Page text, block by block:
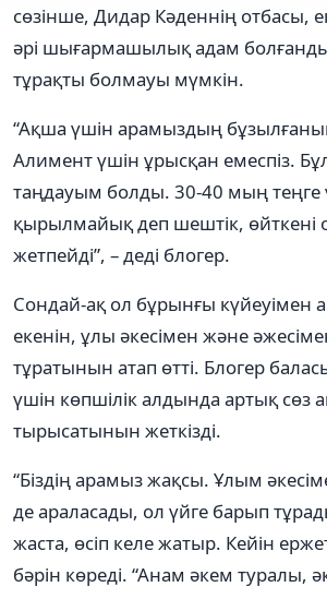
сөзінше, Дидар Кәденнің отбасы,
әрі шығармашылық адам
тұрақты болмауы мүмкін.
“Ақша үшін арамыздың
Алимент үшін ұрысқан емеспіз.
таңдауым болды. 30-40 мың теңге
қырылмайық деп шештік, өйткені
жетпейді”, – деді блогер.
Сондай-ақ ол бұрынғы күйеуімен
екенін, ұлы әкесімен және
тұратынын атап өтті. Блогер
үшін көпшілік алдында артық сөз
тырысатынын жеткізді.
“Біздің арамыз жақсы. Ұлым
де араласады, ол үйге барып
жаста, өсіп келе жатыр. Кейін
бәрін көреді. “Анам әкем туралы,